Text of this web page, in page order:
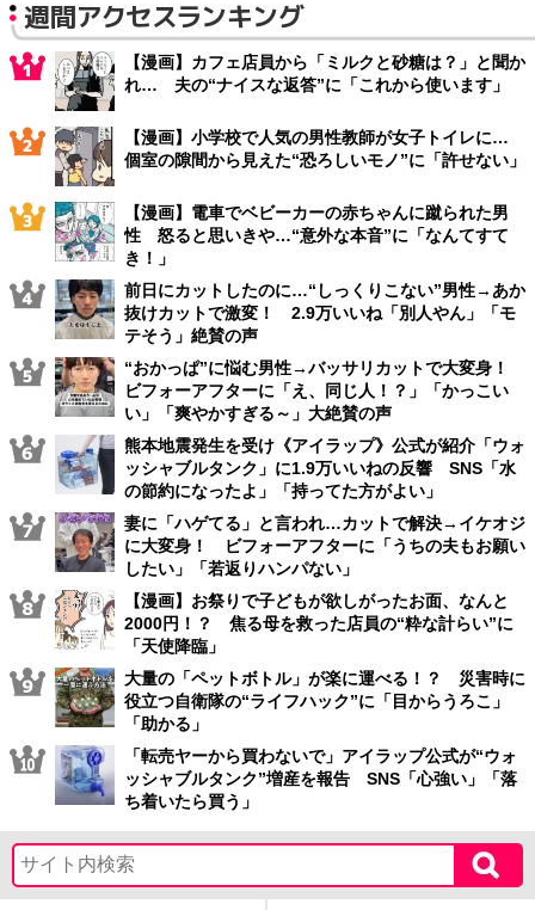
週間アクセスランキング
【漫画】カフェ店員から「ミルクと砂糖は？」と聞か
れ… 夫の“ナイスな返答”に「これから使います」
【漫画】小学校で人気の男性教師が女子トイレに…
個室の隙間から見えた“恐ろしいモノ”に「許せない」
【漫画】電車でベビーカーの赤ちゃんに蹴られた男
性 怒ると思いきや…“意外な本音”に「なんてすて
き！」
前日にカットしたのに…“しっくりこない”男性→あか
抜けカットで激変！ 2.9万いいね「別人やん」「モ
テそう」絶賛の声
“おかっぱ”に悩む男性→バッサリカットで大変身！
ビフォーアフターに「え、同じ人！？」「かっこい
い」「爽やかすぎる～」大絶賛の声
熊本地震発生を受け《アイラップ》公式が紹介「ウォ
ッシャブルタンク」に1.9万いいねの反響 SNS「水
の節約になったよ」「持ってた方がよい」
妻に「ハゲてる」と言われ…カットで解決→イケオジ
に大変身！ ビフォーアフターに「うちの夫もお願い
したい」「若返りハンパない」
【漫画】お祭りで子どもが欲しがったお面、なんと
2000円！？ 焦る母を救った店員の“粋な計らい”に
「天使降臨」
大量の「ペットボトル」が楽に運べる！？ 災害時に
役立つ自衛隊の“ライフハック”に「目からうろこ」
「助かる」
「転売ヤーから買わないで」アイラップ公式が“ウォ
ッシャブルタンク”増産を報告 SNS「心強い」「落
ち着いたら買う」